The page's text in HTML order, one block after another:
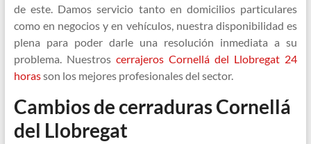
de este. Damos servicio tanto en domicilios particulares
como en negocios y en vehículos, nuestra disponibilidad es
plena para poder darle una resolución inmediata a su
problema. Nuestros cerrajeros Cornellá del Llobregat 24
horasson los mejores profesionales del sector.
Cambios de cerraduras Cornellá
del Llobregat